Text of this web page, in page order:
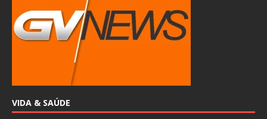
VIDA & SAÚDE